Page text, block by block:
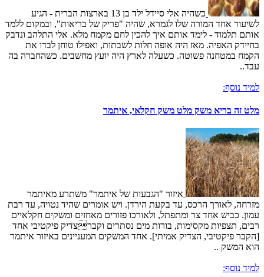
כשהיה אלי סיידל ילד בן 13 בארצות הברית - הגיע
לשיעור אחד המורה שלו לגמרא, שהיה "פריק של בריאות", ובמקום ללמד
אותם תלמוד - לימד אותם איך להכין לחם מקמח מלא. אלי התלהב ונדבק
בחיידק האפיה. מאז היה אופה חלות לשבתות, ואפילו טוחן לבדו את
הקמח במטחנה פשוטה. כשעלה לארץ היה יועץ מחשבים. כשהחברה בה
עבד..
למיד נוסף:
מלט זה בריא משק מלט משק חקלאי, איתמר
איזור "הגבעות של איתמר" משתרע מאיתמר
מזרחה, לאורך הרכס, עד בקעת הירדן. ויש אומרים שהיד נטויה, עד רבת
עמון. כביש אחד צר ומתפתל, ולאורכו פזורים מאחזים ומשקים חקלאיים
רבים, תצפיות מקסימות, בורות מים נסתרים וקברצדיק פיקטיבי אחד
[הקבר פיקטיבי, הצדיק אמיתי]. אחד המשקים המעניינים באיזור איתמר
הוא המשק ..
למיד נוסף: